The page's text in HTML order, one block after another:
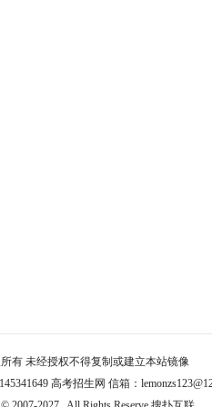
有 未经授权不得复制或建立本站镜像
高考招生网 信箱：